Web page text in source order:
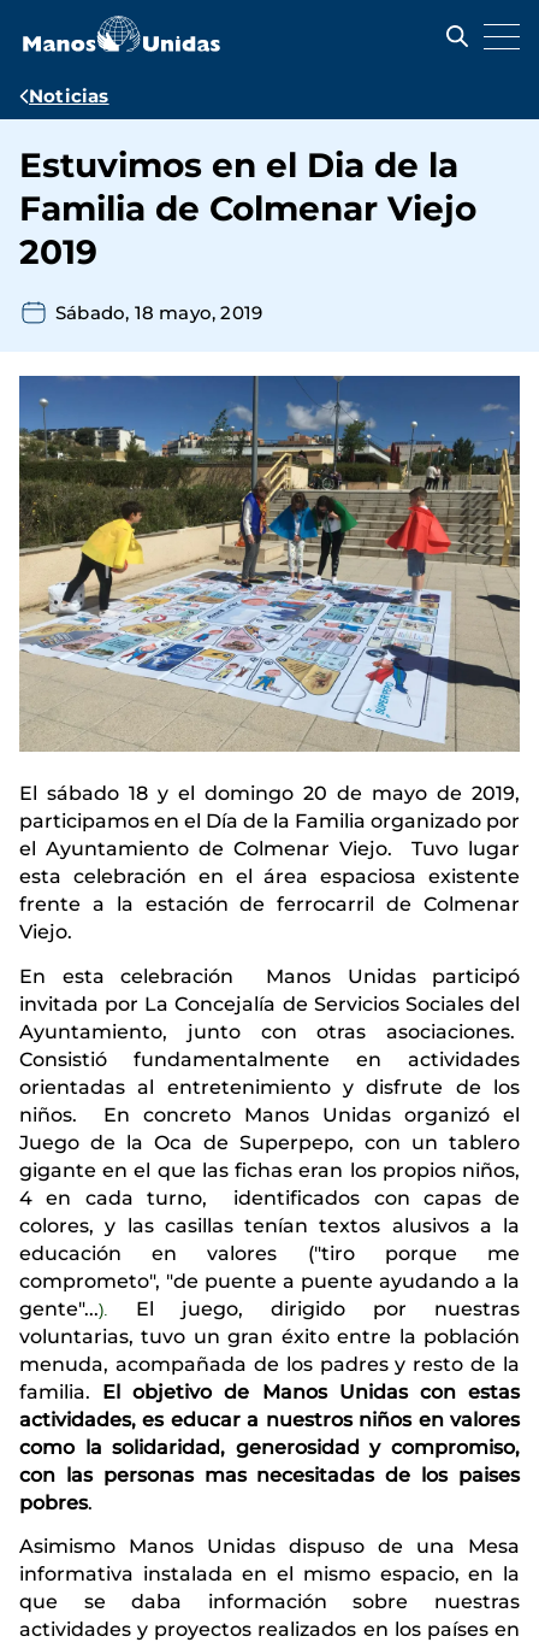
contenido
Ruta
navegación
Noticias
Estuvimos en el Dia de la
Familia de Colmenar Viejo
2019
Sábado, 18 mayo, 2019
El sábado 18 y el domingo 20 de mayo de 2019,
participamos en el Día de la Familia organizado por
el Ayuntamiento de Colmenar Viejo.
Tuvo lugar
esta celebración en el área espaciosa existente
frente a la estación de ferrocarril de Colmenar
Viejo.
En esta celebración
Manos Unidas participó
invitada por La Concejalía de Servicios Sociales del
Ayuntamiento, junto con otras asociaciones.
Consistió fundamentalmente en actividades
orientadas al entretenimiento y disfrute de los
niños.
En concreto Manos Unidas organizó el
Juego de la Oca de Superpepo, con un tablero
gigante en el que las fichas eran los propios niños,
4 en cada turno,
identificados con capas de
colores, y las casillas tenían textos alusivos a la
educación en valores ("tiro porque me
comprometo", "de puente a puente ayudando a la
gente"...).
El juego, dirigido por nuestras
voluntarias, tuvo un gran éxito entre la población
menuda, acompañada de los padres y resto de la
familia. El objetivo de Manos Unidas con estas
actividades, es educar a nuestros niños en valores
como la solidaridad, generosidad y compromiso,
con las personas mas necesitadas de los paises
pobres.
Asimismo Manos Unidas dispuso de una Mesa
informativa instalada en el mismo espacio, en la
que se daba información sobre nuestras
actividades y proyectos realizados en los países en